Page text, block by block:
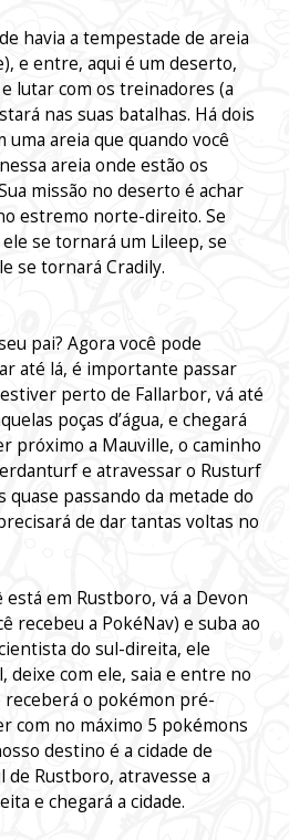
havia a tempestade de areia
e entre, aqui é um deserto,
lutar com os treinadores (a
nas suas batalhas. Há dois
areia que quando você
areia onde estão os
missão no deserto é achar
estremo norte-direito. Se
se tornará um Lileep, se
se tornará Cradily.
pai? Agora você pode
até lá, é importante passar
perto de Fallarbor, vá até
poças d’água, e chegará
próximo a Mauville, o caminho
e atravessar o Rusturf
quase passando da metade do
de dar tantas voltas no
em Rustboro, vá a Devon
recebeu a PokéNav) e suba ao
do sul-direita, ele
deixe com ele, saia e entre no
receberá o pokémon pré-
com no máximo 5 pokémons
destino é a cidade de
de Rustboro, atravesse a
e chegará a cidade.